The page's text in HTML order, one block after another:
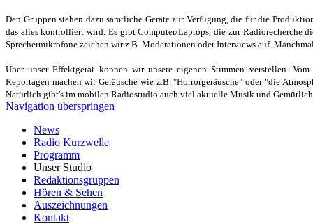
Den Gruppen stehen dazu sämtliche Geräte zur Verfügung, die für die
das alles kontrolliert wird. Es gibt Computer/Laptops, die zur Radiorecherche
Sprechermikrofone zeichen wir z.B. Moderationen oder Interviews auf.
Über unser Effektgerät können wir unsere eigenen Stimmen verstellen.
Reportagen machen wir Geräusche wie z.B. "Horrorgeräusche" oder "die
Natürlich gibt's im mobilen Radiostudio auch viel aktuelle Musik und
Navigation überspringen
News
Radio Kurzwelle
Programm
Unser Studio
Redaktionsgruppen
Hören & Sehen
Auszeichnungen
Kontakt